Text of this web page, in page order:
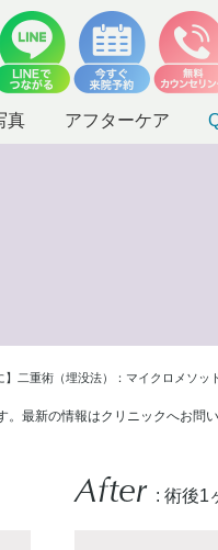
真 アフターケア
二重術（埋没法）：マイクロメソッ
最新の情報はクリニックへお問い
After : 術後1